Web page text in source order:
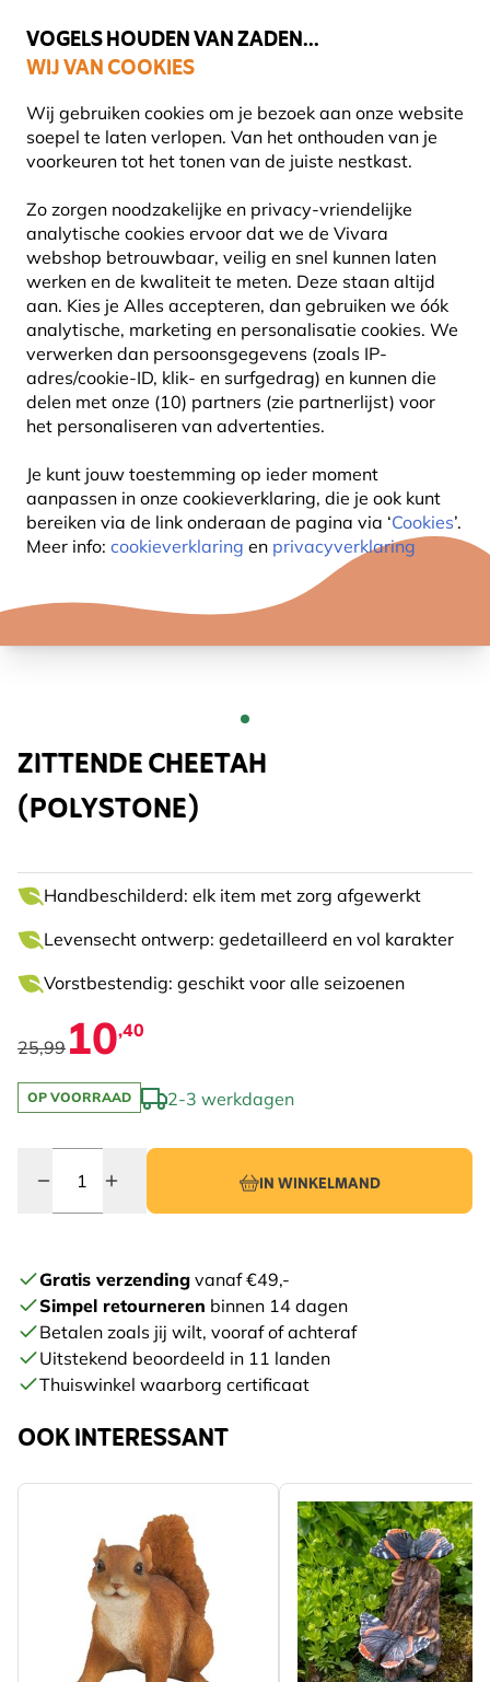
VOGELS HOUDEN VAN ZADEN...
WIJ VAN COOKIES
Wij gebruiken cookies om je bezoek aan onze website
soepel te laten verlopen. Van het onthouden van je
voorkeuren tot het tonen van de juiste nestkast.
Zo zorgen noodzakelijke en privacy-vriendelijke
analytische cookies ervoor dat we de Vivara
webshop betrouwbaar, veilig en snel kunnen laten
werken en de kwaliteit te meten. Deze staan altijd
aan. Kies je Alles accepteren, dan gebruiken we óók
analytische, marketing en personalisatie cookies. We
verwerken dan persoonsgegevens (zoals IP-
adres/cookie-ID, klik- en surfgedrag) en kunnen die
delen met onze (10) partners (zie partnerlijst) voor
het personaliseren van advertenties.
Je kunt jouw toestemming op ieder moment
aanpassen in onze cookieverklaring, die je ook kunt
bereiken via de link onderaan de pagina via ‘Cookies’.
Meer info: cookieverklaring en privacyverklaring
Uitstekend beoordeeld in 11 landen
Gratis thuisbezorgd vanaf €49
60% KORTING
ZITTENDE CHEETAH
(POLYSTONE)
Handbeschilderd: elk item met zorg afgewerkt
Levensecht ontwerp: gedetailleerd en vol karakter
Vorstbestendig: geschikt voor alle seizoenen
25,99 10,40
OP VOORRAAD 2-3 werkdagen
IN WINKELMAND
Gratis verzending vanaf €49,-
Simpel retourneren binnen 14 dagen
Betalen zoals jij wilt, vooraf of achteraf
Uitstekend beoordeeld in 11 landen
Thuiswinkel waarborg certificaat
OOK INTERESSANT